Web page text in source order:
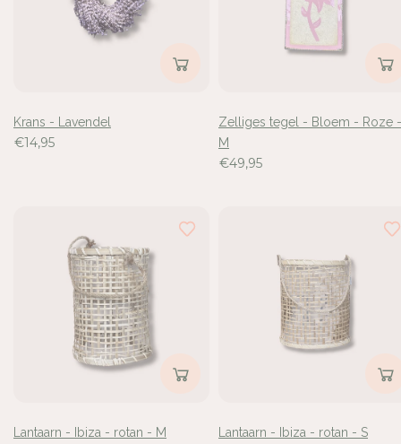
Krans - Lavendel
€14,95
Zelliges tegel - Bloem - Roze -
M
€49,95
Lantaarn - Ibiza - rotan - M Lantaarn - Ibiza - rotan - S